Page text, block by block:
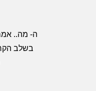
ה- מה..
בשלב